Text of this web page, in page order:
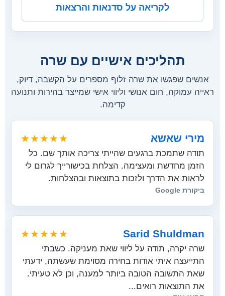
לקריאה על סדנאות והרצאות
תהליכים אישיים עם שרה
אנשים שפגשו את שרה זלוף מספרים על הקשבה, דיוק,
ראייה עמוקה, חום אנושי וליווי אישי שמייצר בהירות ותנועה
קדימה.
מירי שאשא ★★★★★
תודה שתמכת ברגעים שהייתי צריכה אותך שם. כל
הזמן מחדשת ומעצימה. הצלחת בכישורייך לגרום לי
לראות את הדרך ולזכות בתוצאות ובהצלחות.
ביקורת Google
Sarid Shuldman
★★★★★
שרה יקרה, תודה על ליווי שאת מעניקה. כשבתי
התייעצה איתי אודות בחירה מסוימת שעשתה, ידעתי
שאת התשובה הטובה ביותר למענה, וכן לא טעיתי.
את התוצאות רואים...